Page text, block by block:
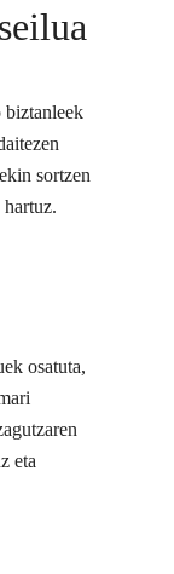
biztanleek
sortzen
osatuta,
eta